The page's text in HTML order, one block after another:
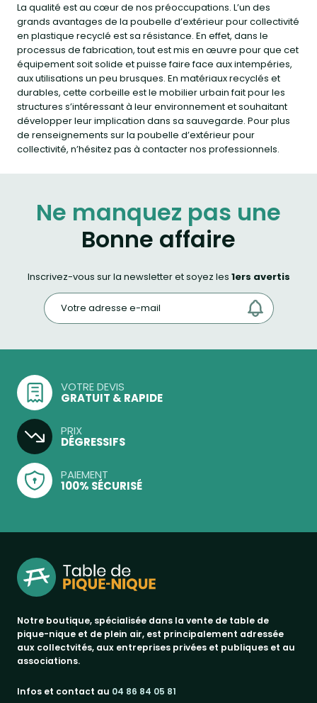
La qualité est au cœur de nos préoccupations. L’un des
grands avantages de la poubelle d’extérieur pour collectivité
en plastique recyclé est sa résistance. En effet, dans le
processus de fabrication, tout est mis en œuvre pour que cet
équipement soit solide et puisse faire face aux intempéries,
aux utilisations un peu brusques. En matériaux recyclés et
durables, cette corbeille est le mobilier urbain fait pour les
structures s’intéressant à leur environnement et souhaitant
développer leur implication dans sa sauvegarde. Pour plus
de renseignements sur la poubelle d’extérieur pour
collectivité, n’hésitez pas à contacter nos professionnels.
Ne manquez pas une
Bonne affaire
Inscrivez-vous sur la newsletter et soyez les 1ers avertis
VOTRE DEVIS
GRATUIT & RAPIDE
PRIX
DÉGRESSIFS
PAIEMENT
100% SÉCURISÉ
Notre boutique, spécialisée dans la vente de table de
pique-nique et de plein air, est principalement adressée
aux collectvités, aux entreprises privées et publiques et au
associations.
Infos et contact au 04 86 84 05 81